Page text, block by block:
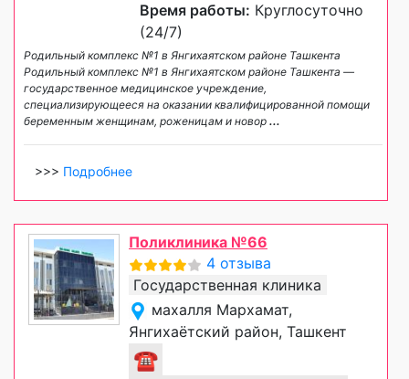
Время работы: Круглосуточно
(24/7)
Родильный комплекс №1 в Янгихаятском районе Ташкента
Родильный комплекс №1 в Янгихаятском районе Ташкента —
государственное медицинское учреждение,
специализирующееся на оказании квалифицированной помощи
беременным женщинам, роженицам и новор ...
>>> Подробнее
Поликлиника №66
4 отзыва
Государственная клиника
махалля Мархамат,
Янгихаётский район, Ташкент
☎